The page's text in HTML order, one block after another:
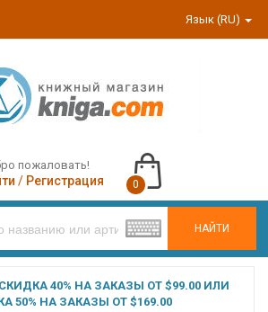
Язык (RU)
НАЙТИ
пожаловать!
/ Регистрация 0
40% НА ЗАКАЗЫ ОТ $99.00 ИЛИ
50% НА ЗАКАЗЫ ОТ $169.00